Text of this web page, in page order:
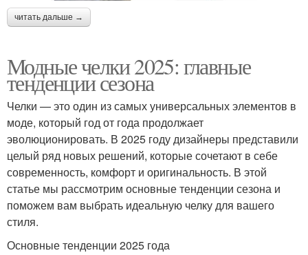
читать дальше →
Модные челки 2025: главные
тенденции сезона
Челки — это один из самых универсальных элементов в
моде, который год от года продолжает
эволюционировать. В 2025 году дизайнеры представили
целый ряд новых решений, которые сочетают в себе
современность, комфорт и оригинальность. В этой
статье мы рассмотрим основные тенденции сезона и
поможем вам выбрать идеальную челку для вашего
стиля.
Основные тенденции 2025 года